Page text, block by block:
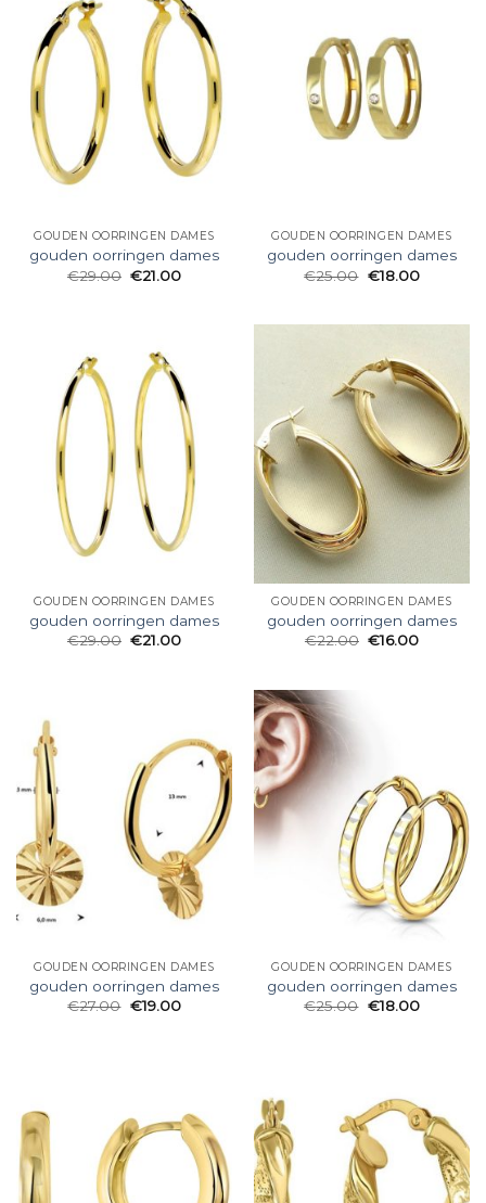
GOUDEN OORRINGEN DAMES
gouden oorringen dames
€29.00 €21.00
GOUDEN OORRINGEN DAMES
gouden oorringen dames
€25.00 €18.00
GOUDEN OORRINGEN DAMES
gouden oorringen dames
€29.00 €21.00
GOUDEN OORRINGEN DAMES
gouden oorringen dames
€22.00 €16.00
GOUDEN OORRINGEN DAMES
gouden oorringen dames
€27.00 €19.00
GOUDEN OORRINGEN DAMES
gouden oorringen dames
€25.00 €18.00